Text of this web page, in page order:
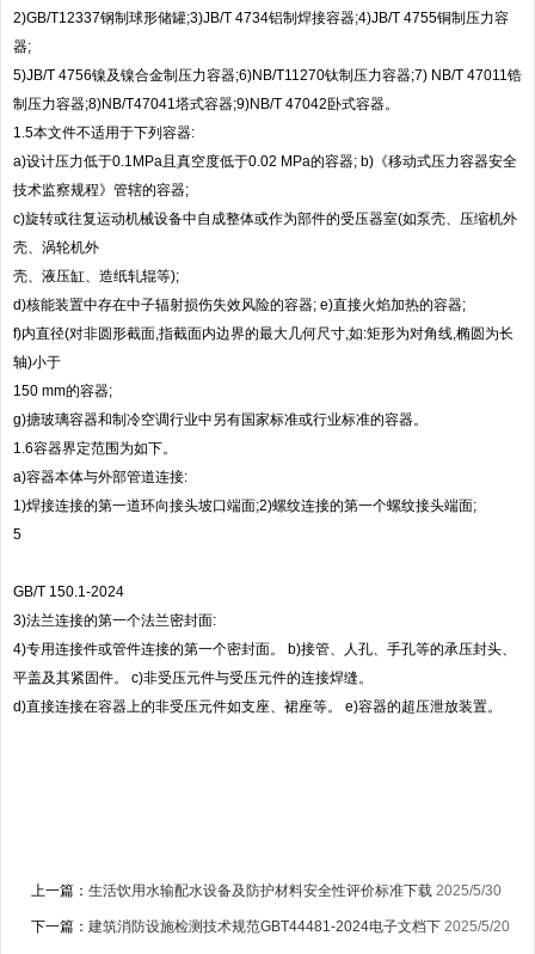
2)GB/T12337钢制球形储罐;3)JB/T 4734铝制焊接容器;4)JB/T 4755铜制压力容
器;
5)JB/T 4756镍及镍合金制压力容器;6)NB/T11270钛制压力容器;7) NB/T 47011锆
制压力容器;8)NB/T47041塔式容器;9)NB/T 47042卧式容器。
1.5本文件不适用于下列容器:
a)设计压力低于0.1MPa且真空度低于0.02 MPa的容器; b)《移动式压力容器安全
技术监察规程》管辖的容器;
c)旋转或往复运动机械设备中自成整体或作为部件的受压器室(如泵壳、压缩机外
壳、涡轮机外
壳、液压缸、造纸轧辊等);
d)核能装置中存在中子辐射损伤失效风险的容器; e)直接火焰加热的容器;
f)内直径(对非圆形截面,指截面内边界的最大几何尺寸,如:矩形为对角线,椭圆为长
轴)小于
150 mm的容器;
g)搪玻璃容器和制冷空调行业中另有国家标准或行业标准的容器。
1.6容器界定范围为如下。
a)容器本体与外部管道连接:
1)焊接连接的第一道环向接头坡口端面;2)螺纹连接的第一个螺纹接头端面;
5
GB/T 150.1-2024
3)法兰连接的第一个法兰密封面:
4)专用连接件或管件连接的第一个密封面。 b)接管、人孔、手孔等的承压封头、
平盖及其紧固件。 c)非受压元件与受压元件的连接焊缝。
d)直接连接在容器上的非受压元件如支座、裙座等。 e)容器的超压泄放装置。
上一篇： 生活饮用水输配水设备及防护材料安全性评价标准下载 2025/5/30
下一篇： 建筑消防设施检测技术规范GBT44481-2024电子文档下 2025/5/20